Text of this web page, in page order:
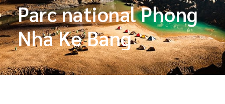
Parc national Phong
Nha Ke Bang